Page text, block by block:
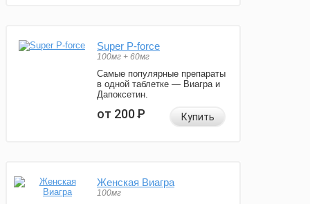
Super P-force
100мг + 60мг
Самые популярные препараты
в одной таблетке — Виагра и
Дапоксетин.
от 200Р Купить
Женская Виагра
100мг